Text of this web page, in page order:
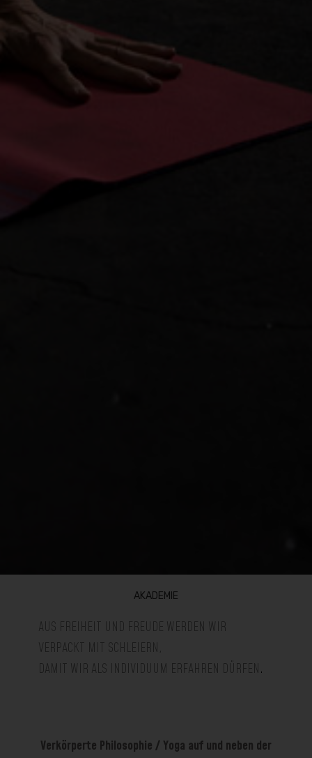
AKADEMIE
AUS FREIHEIT UND FREUDE WERDEN WIR
VERPACKT MIT SCHLEIERN,
DAMIT WIR ALS INDIVIDUUM ERFAHREN DÜRFEN.
Verkörperte Philosophie / Yoga auf und neben der